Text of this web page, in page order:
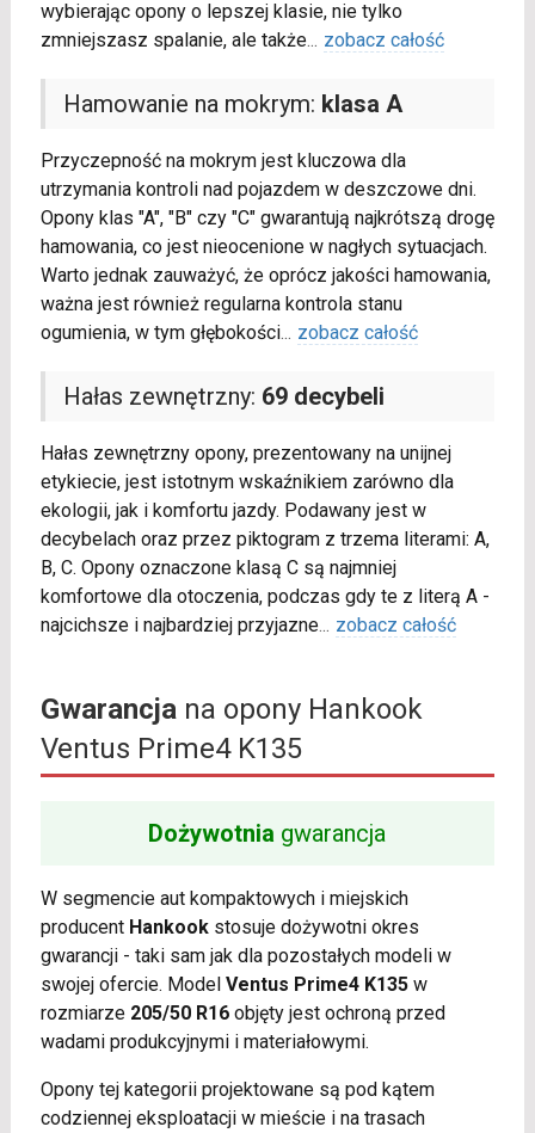
wybierając opony o lepszej klasie, nie tylko
zmniejszasz spalanie, ale także... zobacz całość
Hamowanie na mokrym: klasa A
Przyczepność na mokrym jest kluczowa dla
utrzymania kontroli nad pojazdem w deszczowe dni.
Opony klas "A", "B" czy "C" gwarantują najkrótszą drogę
hamowania, co jest nieocenione w nagłych sytuacjach.
Warto jednak zauważyć, że oprócz jakości hamowania,
ważna jest również regularna kontrola stanu
ogumienia, w tym głębokości... zobacz całość
Hałas zewnętrzny: 69 decybeli
Hałas zewnętrzny opony, prezentowany na unijnej
etykiecie, jest istotnym wskaźnikiem zarówno dla
ekologii, jak i komfortu jazdy. Podawany jest w
decybelach oraz przez piktogram z trzema literami: A,
B, C. Opony oznaczone klasą C są najmniej
komfortowe dla otoczenia, podczas gdy te z literą A -
najcichsze i najbardziej przyjazne... zobacz całość
Gwarancjana opony Hankook
Ventus Prime4 K135
Dożywotnia gwarancja
W segmencie aut kompaktowych i miejskich
producent Hankookstosuje dożywotni okres
gwarancji - taki sam jak dla pozostałych modeli w
swojej ofercie. Model Ventus Prime4 K135w
rozmiarze 205/50 R16objęty jest ochroną przed
wadami produkcyjnymi i materiałowymi.
Opony tej kategorii projektowane są pod kątem
codziennej eksploatacji w mieście i na trasach